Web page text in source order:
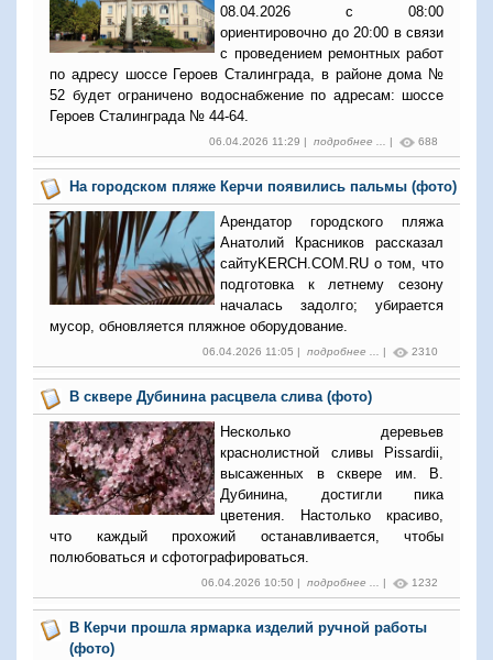
08.04.2026 с 08:00
ориентировочно до 20:00 в связи
с проведением ремонтных работ
по адресу шоссе Героев Сталинграда, в районе дома №
52 будет ограничено водоснабжение по адресам: шоссе
Героев Сталинграда № 44-64.
06.04.2026 11:29 | подробнее ... | 688
На городском пляже Керчи появились пальмы (фото)
Арендатор городского пляжа
Анатолий Красников рассказал
сайтуKERCH.COM.RU о том, что
подготовка к летнему сезону
началась задолго; убирается
мусор, обновляется пляжное оборудование.
06.04.2026 11:05 | подробнее ... | 2310
В сквере Дубинина расцвела слива (фото)
Несколько деревьев
краснолистной сливы Pissardii,
высаженных в сквере им. В.
Дубинина, достигли пика
цветения. Настолько красиво,
что каждый прохожий останавливается, чтобы
полюбоваться и сфотографироваться.
06.04.2026 10:50 | подробнее ... | 1232
В Керчи прошла ярмарка изделий ручной работы
(фото)